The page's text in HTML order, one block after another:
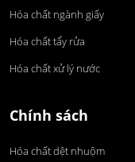
Hóa chất ngành giấy
Hóa chất tẩy rửa
Hóa chất xử lý nước
Chính sách
Hóa chất dệt nhuộm